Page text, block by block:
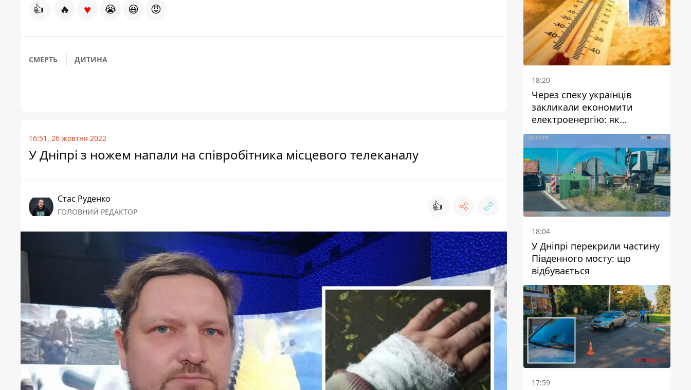
👍 🔥 ♥ 😭 😆 😡
СМЕРТЬ ДИТИНА
16:51, 26 жовтня 2022
У Дніпрі з ножем напали на співробітника місцевого телеканалу
Стас Руденко
ГОЛОВНИЙ РЕДАКТОР 👍
18:20
Через спеку українців
закликали економити
електроенергію: як
уникнути перевантаження
мереж
18:04
У Дніпрі перекрили частину
Південного мосту: що
відбувається
17:59